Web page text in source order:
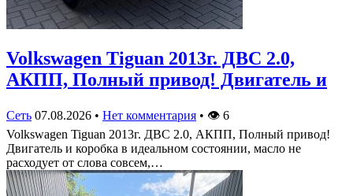
Volkswagen Tiguan 2013г. ДВС 2.0,
АКПП, Полный привод! Двигатель и
Сеть 07.08.2026 • Нет комментария • 👁 6
Volkswagen Tiguan 2013г. ДВС 2.0, АКПП, Полный привод!
Двигатель и коробка в идеальном состоянии, масло не
расходует от слова совсем,…